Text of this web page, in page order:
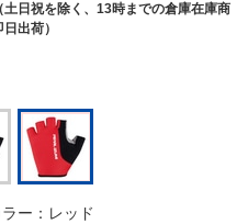
土日祝を除く、13時までの倉庫在庫商
出荷）
ー：レッド